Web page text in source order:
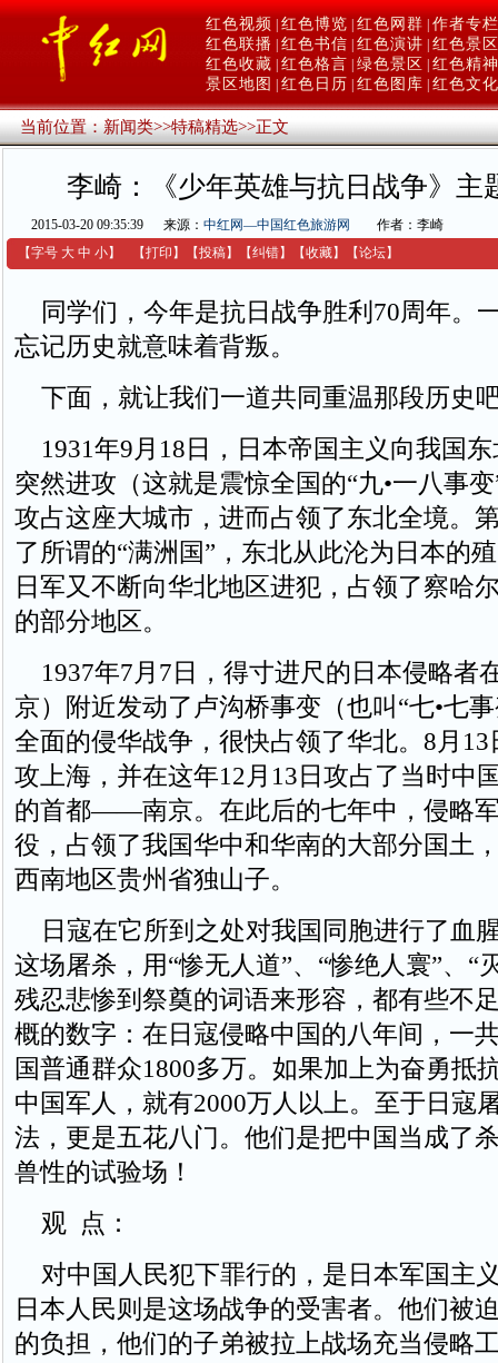
红色视频 红色博览 红色网群 作者专栏
红色联播 红色书信 红色演讲 红色景区
红色收藏 红色格言 绿色景区
红色精神
景区地图
红色日历 红色图库 红色文化
当前位置：新闻类>>特稿精选>>正文
李崎：《少年英雄与抗日战争》主
2015-03-20 09:35:39 来源： 中红网—中国红色旅游网
作者：李崎
【字号 大 中 小】 【打印 】 【投稿】 【纠错】 【收藏】 【论坛】
同学们，今年是抗日战争胜利70周年。
忘记历史就意味着背叛。
下面，就让我们一道共同重温那段历
1931年9月18日，日本帝国主义向我国
突然进攻（这就是震惊全国的“九•一八事
攻占这座大城市，进而占领了东北全境。
了所谓的“满洲国”，东北从此沦为日本的
日军又不断向华北地区进犯，占领了察哈
的部分地区。
1937年7月7日，得寸进尺的日本侵略者
京）附近发动了卢沟桥事变（也叫“七•七
全面的侵华战争，很快占领了华北。8月
攻上海，并在这年12月13日攻占了当时中
的首都——南京。在此后的七年中，侵略
役，占领了我国华中和华南的大部分国土
西南地区贵州省独山子。
日寇在它所到之处对我国同胞进行了血
这场屠杀，用“惨无人道”、“惨绝人寰”、“
残忍悲惨到祭奠的词语来形容，都有些不
概的数字：在日寇侵略中国的八年间，一
国普通群众1800多万。如果加上为奋勇抵
中国军人，就有2000万人以上。至于日寇
法，更是五花八门。他们是把中国当成了
兽性的试验场！
观 点：
对中国人民犯下罪行的，是日本军国主
日本人民则是这场战争的受害者。他们被
的负担，他们的子弟被拉上战场充当侵略